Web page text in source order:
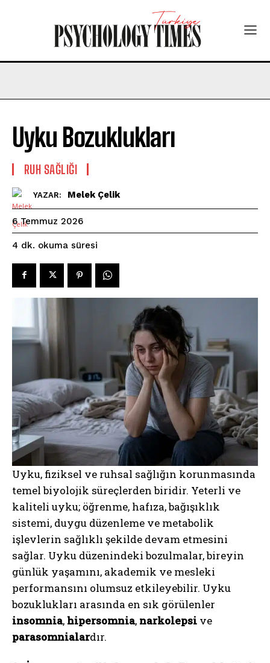
Uyku Bozuklukları
⁠RUH SAĞLIĞI
YAZAR: Melek Çelik
6 Temmuz 2026
4 dk. okuma süresi
Uyku, fiziksel ve ruhsal sağlığın korunmasında
temel biyolojik süreçlerden biridir. Yeterli ve
kaliteli uyku; öğrenme, hafıza, bağışıklık
sistemi, duygu düzenleme ve metabolik
işlevlerin sağlıklı şekilde devam etmesini
sağlar. Uyku düzenindeki bozulmalar, bireyin
günlük yaşamını, akademik ve mesleki
performansını olumsuz etkileyebilir. Uyku
bozuklukları arasında en sık görülenler
insomnia, hipersomnia, narkolepsi ve
parasomnialardır.